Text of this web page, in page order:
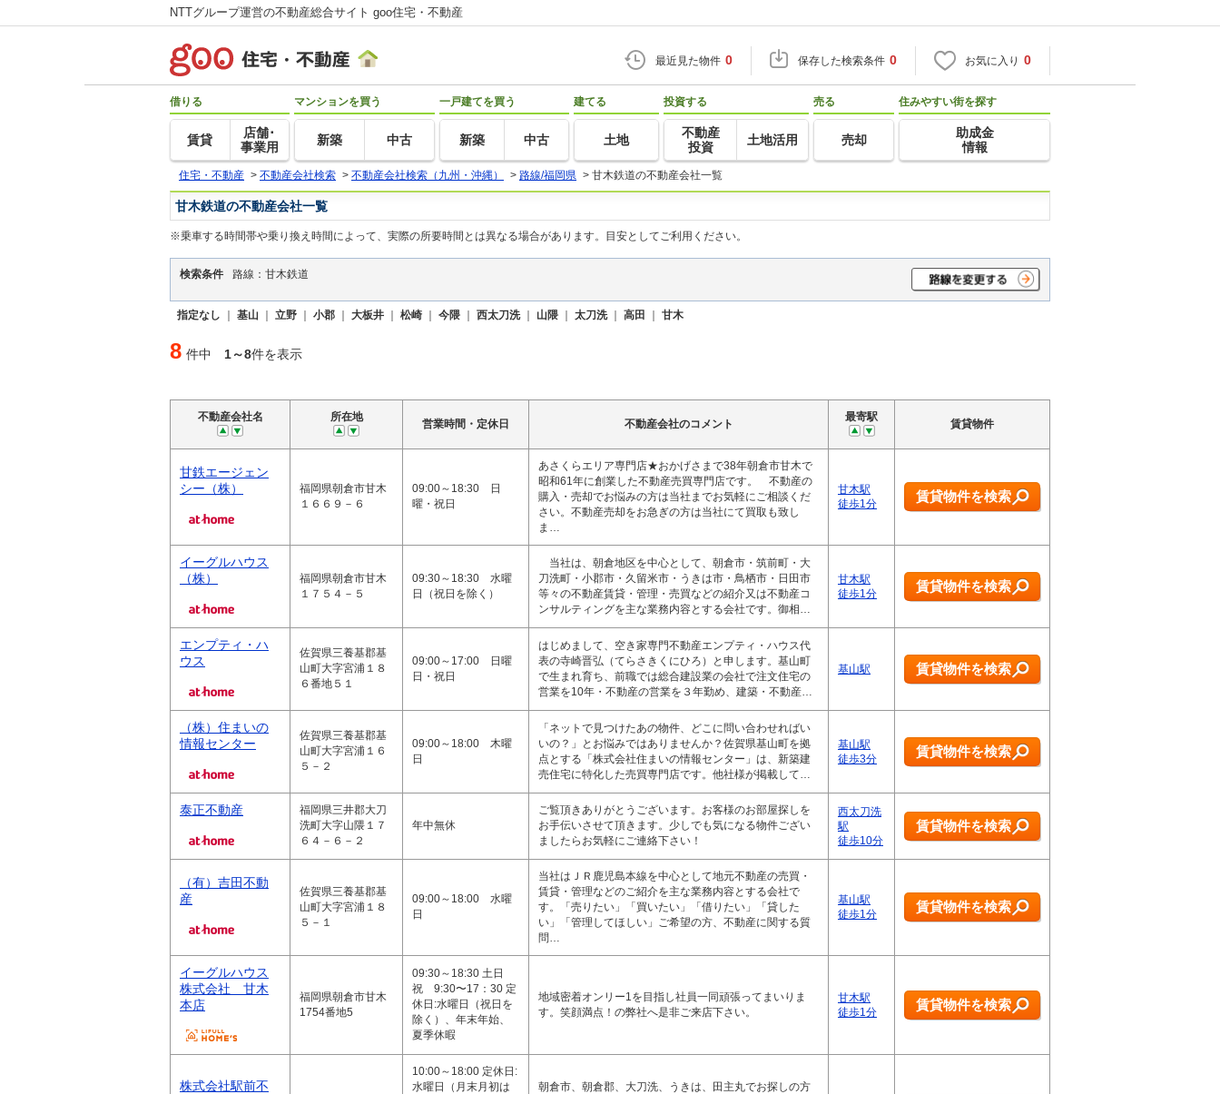
NTTグループ運営の不動産総合サイト goo住宅・不動産
最近見た物件 0 保存した検索条件 0 お気に入り 0
借りる
賃貸
店舗･
事業用
マンションを買う
新築 中古
一戸建てを買う
新築 中古
建てる
土地
投資する
不動産
投資
土地活用
売る
売却
住みやすい街を探す
助成金
情報
住宅・不動産 > 不動産会社検索 > 不動産会社検索（九州・沖縄） > 路線/福岡県 > 甘木鉄道の不動産会社一覧
甘木鉄道の不動産会社一覧
※乗車する時間帯や乗り換え時間によって、実際の所要時間とは異なる場合があります。目安としてご利用ください。
検索条件 路線：甘木鉄道
指定なし ｜ 基山 ｜ 立野 ｜ 小郡 ｜ 大板井 ｜ 松崎 ｜ 今隈 ｜ 西太刀洗｜ 山隈 ｜ 太刀洗｜ 高田 ｜ 甘木
8 件中 1～8件を表示
不動産会社名 所在地
営業時間・定休日 不動産会社のコメント
最寄駅
賃貸物件
甘鉄エージェン
シー（株）
福岡県朝倉市甘木
１６６９－６
09:00～18:30 日
曜・祝日
あさくらエリア専門店★おかげさまで38年朝倉市甘木で
昭和61年に創業した不動産売買専門店です。 不動産の
購入・売却でお悩みの方は当社までお気軽にご相談くだ
さい。不動産売却をお急ぎの方は当社にて買取も致し
ま…
甘木駅
徒歩1分
賃貸物件を検索
イーグルハウス
（株）
福岡県朝倉市甘木
１７５４－５
09:30～18:30 水曜
日（祝日を除く）
当社は、朝倉地区を中心として、朝倉市・筑前町・大
刀洗町・小郡市・久留米市・うきは市・鳥栖市・日田市
等々の不動産賃貸・管理・売買などの紹介又は不動産コ
ンサルティングを主な業務内容とする会社です。御相…
甘木駅
徒歩1分
賃貸物件を検索
エンプティ・ハ
ウス
佐賀県三養基郡基
山町大字宮浦１８
６番地５１
09:00～17:00 日曜
日・祝日
はじめまして、空き家専門不動産エンプティ・ハウス代
表の寺崎晋弘（てらさきくにひろ）と申します。基山町
で生まれ育ち、前職では総合建設業の会社で注文住宅の
営業を10年・不動産の営業を３年勤め、建築・不動産…
基山駅 賃貸物件を検索
（株）住まいの
情報センター
佐賀県三養基郡基
山町大字宮浦１６
５－２
09:00～18:00 木曜
日
「ネットで見つけたあの物件、どこに問い合わせればい
いの？」とお悩みではありませんか？佐賀県基山町を拠
点とする「株式会社住まいの情報センター」は、新築建
売住宅に特化した売買専門店です。他社様が掲載して…
基山駅
徒歩3分
賃貸物件を検索
泰正不動産
福岡県三井郡大刀
洗町大字山隈１７
６４－６－２
年中無休
ご覧頂きありがとうございます。お客様のお部屋探しを
お手伝いさせて頂きます。少しでも気になる物件ござい
ましたらお気軽にご連絡下さい！
西太刀洗
駅
徒歩10分
賃貸物件を検索
（有）吉田不動
産
佐賀県三養基郡基
山町大字宮浦１８
５－１
09:00～18:00 水曜
日
当社はＪＲ鹿児島本線を中心として地元不動産の売買・
賃貸・管理などのご紹介を主な業務内容とする会社で
す。「売りたい」「買いたい」「借りたい」「貸した
い」「管理してほしい」ご希望の方、不動産に関する質
問…
基山駅
徒歩1分
賃貸物件を検索
イーグルハウス
株式会社 甘木
本店
福岡県朝倉市甘木
1754番地5
09:30～18:30 土日
祝 9:30〜17：30 定
休日:水曜日（祝日を
除く）、年末年始、
夏季休暇
地域密着オンリー1を目指し社員一同頑張ってまいりま
す。笑顔満点！の弊社へ是非ご来店下さい。
甘木駅
徒歩1分
賃貸物件を検索
株式会社駅前不
10:00～18:00 定休日:
水曜日（月末月初は
朝倉市、朝倉郡、大刀洗、うきは、田主丸でお探しの方